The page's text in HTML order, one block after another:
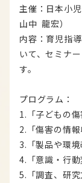
主催：日本小
山中 龍宏）
内容：育児指
いて、セミナ
す。
プログラム：
1.「子どもの
2.「傷害の情報
3.「製品や環境
4.「意識・行動
5.「調査、研究